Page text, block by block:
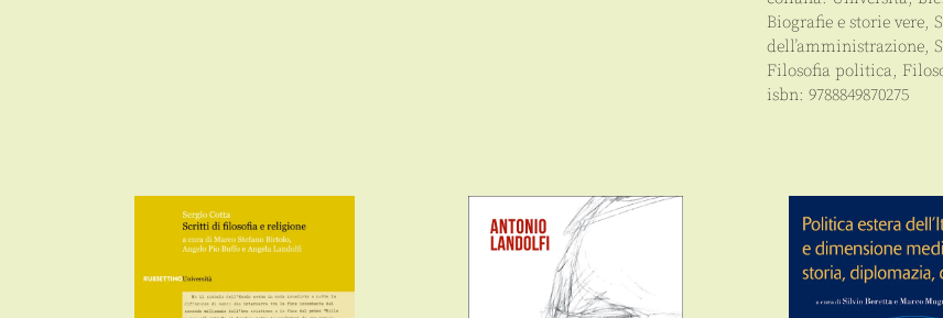
Biografie e storie vere,
dell’amministrazione,
Filosofia politica,
isbn: 9788849870275